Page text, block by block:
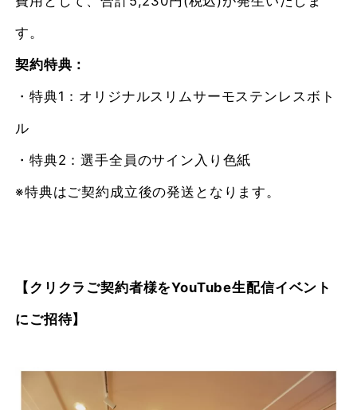
す。
契約特典 ：
・特典1：オリジナルスリムサーモステンレスボト
ル
・特典2：選手全員のサイン入り色紙
※特典はご契約成立後の発送となります。
【クリクラご契約者様をYouTube生配信イベント
にご招待】